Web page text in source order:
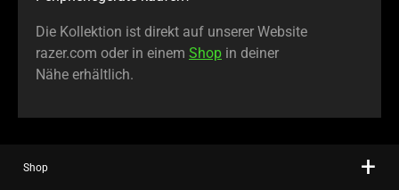
Die Kollektion ist direkt auf unserer Website
razer.com oder in einem Shop in deiner
Nähe erhältlich.
Shop